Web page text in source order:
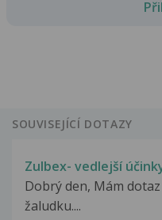
SOUVISEJÍCÍ DOTAZY
Zulbex- vedlejší
Dobrý den, Mám
žaludku....